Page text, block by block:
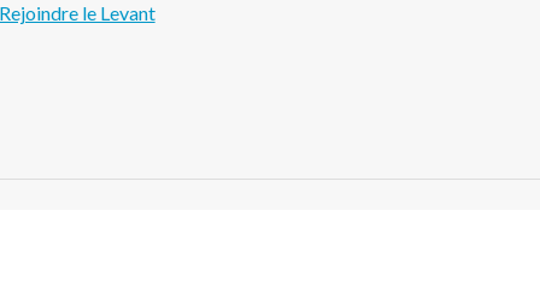
Rejoindre le Levant